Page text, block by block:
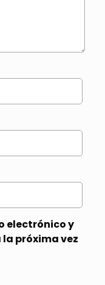
electrónico y
próxima vez